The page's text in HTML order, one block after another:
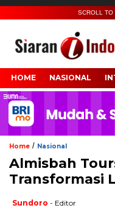
SCROLL TO
HOME NASIONAL
Home / Nasional
Almisbah
Transformasi
Sundoro - Editor